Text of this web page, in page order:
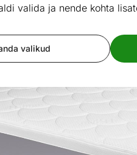
valida ja nende kohta
valikud